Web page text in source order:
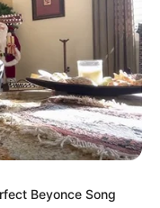
Beyonce Song